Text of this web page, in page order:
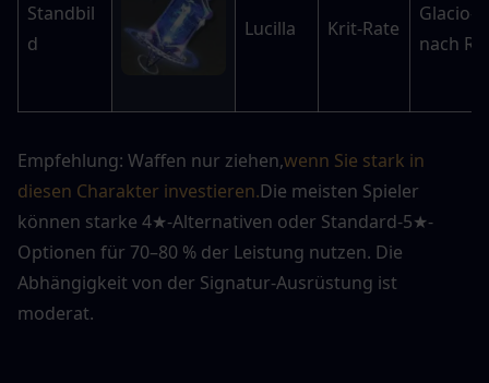
Standbil
d
Lucilla Krit-Rate
Glacio-
nach
Empfehlung: Waffen nur ziehen,wenn Sie stark in
diesen Charakter investieren.Die meisten Spieler
können starke 4★-Alternativen oder Standard-5★-
Optionen für 70–80 % der Leistung nutzen. Die
Abhängigkeit von der Signatur-Ausrüstung ist
moderat.